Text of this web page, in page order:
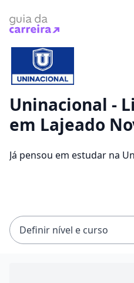
Vamos te guiar no caminho
Uninacional -
em Lajeado
Já pensou em estudar na
Definir nível e curso